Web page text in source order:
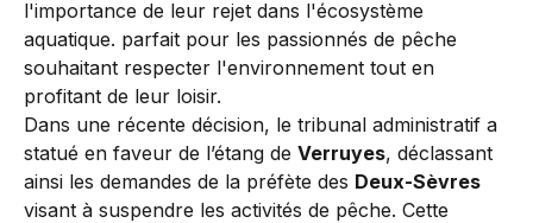
Dans une récente décision, le tribunal administratif a
statué en faveur de l’étang de Verruyes, déclassant
ainsi les demandes de la préfète des Deux-Sèvres
visant à suspendre les activités de pêche. Cette